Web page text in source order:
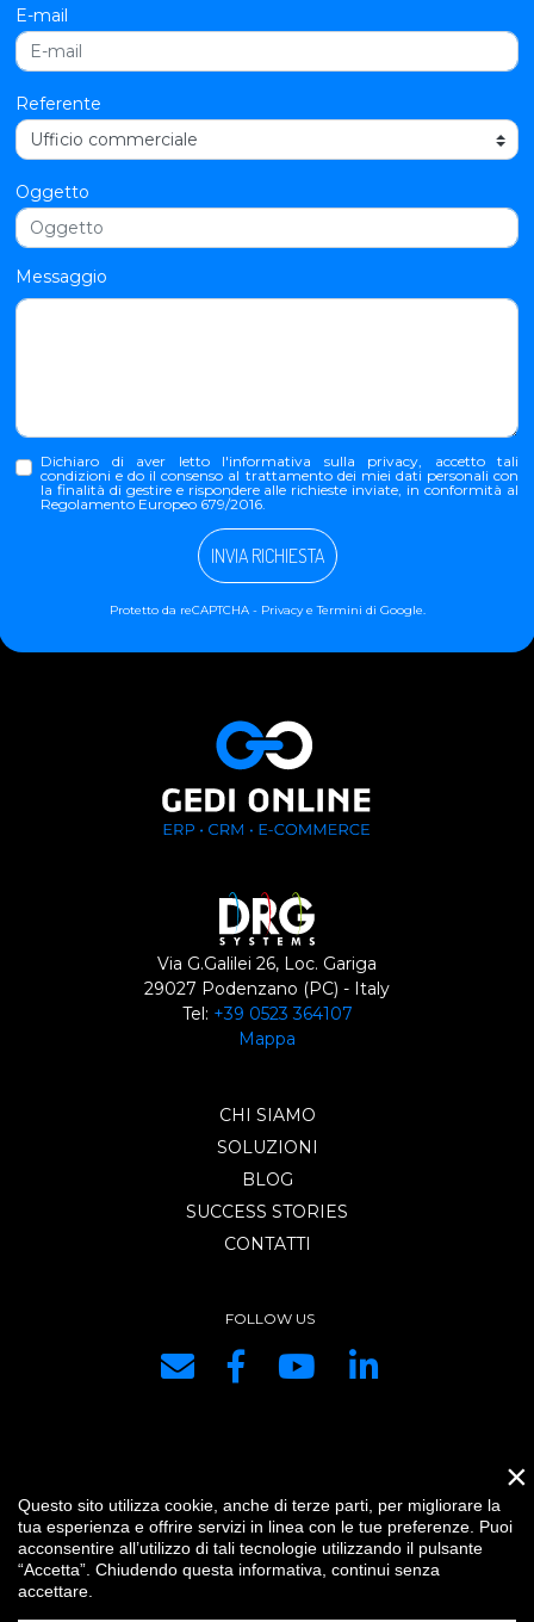
E-mail
Referente
Oggetto
Messaggio
Dichiaro di aver letto l'informativa sulla privacy, accetto tali
condizioni e do il consenso al trattamento dei miei dati personali con
la finalità di gestire e rispondere alle richieste inviate, in conformità al
Regolamento Europeo 679/2016.
INVIA RICHIESTA
Protetto da reCAPTCHA - PrivacyeTermini di Google.
Via G.Galilei 26, Loc. Gariga
29027 Podenzano (PC) - Italy
Tel: +39 0523 364107
Mappa
CHI SIAMO
SOLUZIONI
BLOG
SUCCESS STORIES
CONTATTI
FOLLOW US
DRG SYSTEMS srl | P.IVA e C.F. IT01334440334 | REA di PC 153421 |
Capitale Sociale € 10.400,00 i.v. | Credits Impostazioni cookie
Privacy
×
Questo sito utilizza cookie, anche di terze parti, per migliorare la
tua esperienza e offrire servizi in linea con le tue preferenze. Puoi
acconsentire all’utilizzo di tali tecnologie utilizzando il pulsante
“Accetta”. Chiudendo questa informativa, continui senza
accettare.